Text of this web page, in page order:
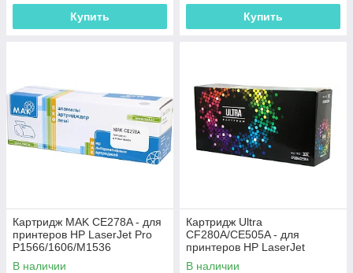
Купить Купить
Картридж MAK CE278A - для
принтеров HP LaserJet Pro
P1566/1606/M1536
В наличии
Картридж Ultra
CF280A/CE505A - для
принтеров HP LaserJet
P2035/P2055/251dw/M401
В наличии